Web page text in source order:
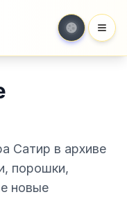
Сатир в архиве
порошки,
новые